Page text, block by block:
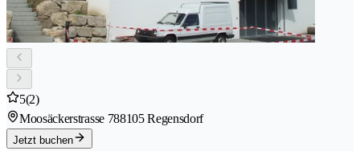
5(2)
Moosäckerstrasse 788105 Regensdorf
Jetzt buchen